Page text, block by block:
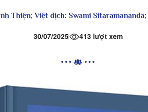
Thiện; Việt dịch: Swami Sitaramananda;
30/07/2025 413 lượt xem